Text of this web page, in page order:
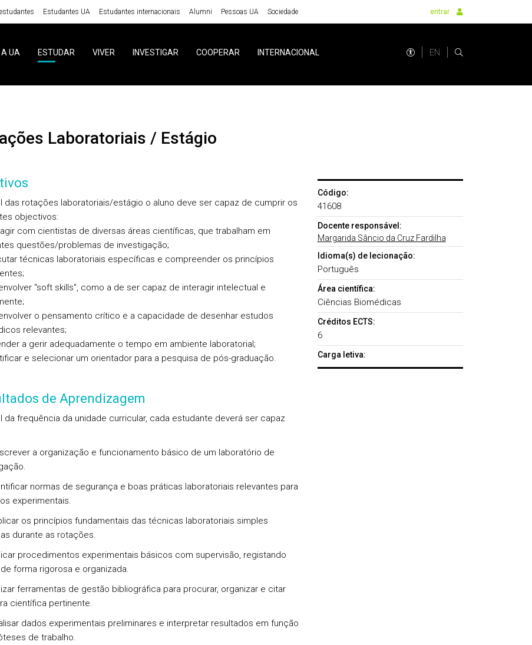
Estudantes UA Estudantes internacionais Alumni Pessoas UA Sociedade entrar
UA ESTUDAR VIVER INVESTIGAR COOPERAR INTERNACIONAL EN
Laboratoriais / Estágio
das rotações laboratoriais/estágio o aluno deve ser capaz de cumprir os
objectivos:
com cientistas de diversas áreas científicas, que trabalham em
questões/problemas de investigação;
técnicas laboratoriais específicas e compreender os princípios
“soft skills", como a de ser capaz de interagir intelectual e
o pensamento crítico e a capacidade de desenhar estudos
relevantes;
a gerir adequadamente o tempo em ambiente laboratorial;
e selecionar um orientador para a pesquisa de pós-graduação.
de Aprendizagem
da frequência da unidade curricular, cada estudante deverá ser capaz
a organização e funcionamento básico de um laboratório de
normas de segurança e boas práticas laboratoriais relevantes para
experimentais.
os princípios fundamentais das técnicas laboratoriais simples
durante as rotações.
procedimentos experimentais básicos com supervisão, registando
forma rigorosa e organizada.
ferramentas de gestão bibliográfica para procurar, organizar e citar
científica pertinente.
dados experimentais preliminares e interpretar resultados em função
de trabalho.
Código:
41608
Docente responsável:
Margarida Sâncio da Cruz Fardilha
Idioma(s) de lecionação:
Português
Área científica:
Ciências Biomédicas
Créditos ECTS:
6
Carga letiva: